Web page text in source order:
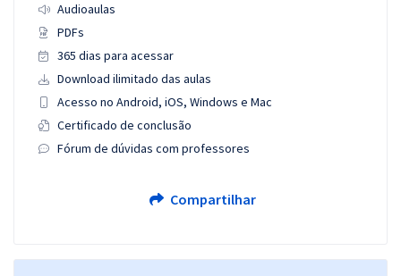
Audioaulas
PDFs
365 dias para acessar
Download ilimitado das aulas
Acesso no Android, iOS, Windows e Mac
Certificado de conclusão
Fórum de dúvidas com professores
Compartilhar